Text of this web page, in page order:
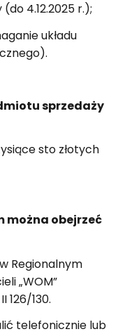
4.12.2025 r.);
układu
sprzedaży
sto złotych
można obejrzeć
Regionalnym
„WOM”
126/130.
telefonicznie lub